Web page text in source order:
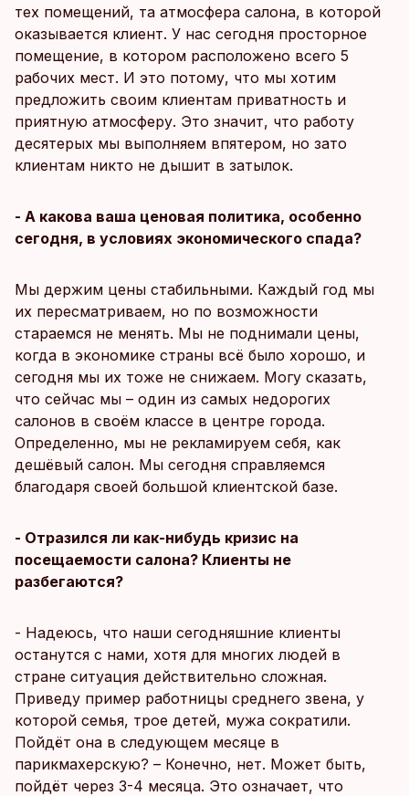
тех помещений, та атмосфера салона, в которой
оказывается клиент. У нас сегодня просторное
помещение, в котором расположено всего 5
рабочих мест. И это потому, что мы хотим
предложить своим клиентам приватность и
приятную атмосферу. Это значит, что работу
десятерых мы выполняем впятером, но зато
клиентам никто не дышит в затылок.
- А какова ваша ценовая политика, особенно
сегодня, в условиях экономического спада?
Мы держим цены стабильными. Каждый год мы
их пересматриваем, но по возможности
стараемся не менять. Мы не поднимали цены,
когда в экономике страны всё было хорошо, и
сегодня мы их тоже не снижаем. Могу сказать,
что сейчас мы – один из самых недорогих
салонов в своём классе в центре города.
Определенно, мы не рекламируем себя, как
дешёвый салон. Мы сегодня справляемся
благодаря своей большой клиентской базе.
- Отразился ли как-нибудь кризис на
посещаемости салона? Клиенты не
разбегаются?
- Надеюсь, что наши сегодняшние клиенты
останутся с нами, хотя для многих людей в
стране ситуация действительно сложная.
Приведу пример работницы среднего звена, у
которой семья, трое детей, мужа сократили.
Пойдёт она в следующем месяце в
парикмахерскую? – Конечно, нет. Может быть,
пойдёт через 3-4 месяца. Это означает, что